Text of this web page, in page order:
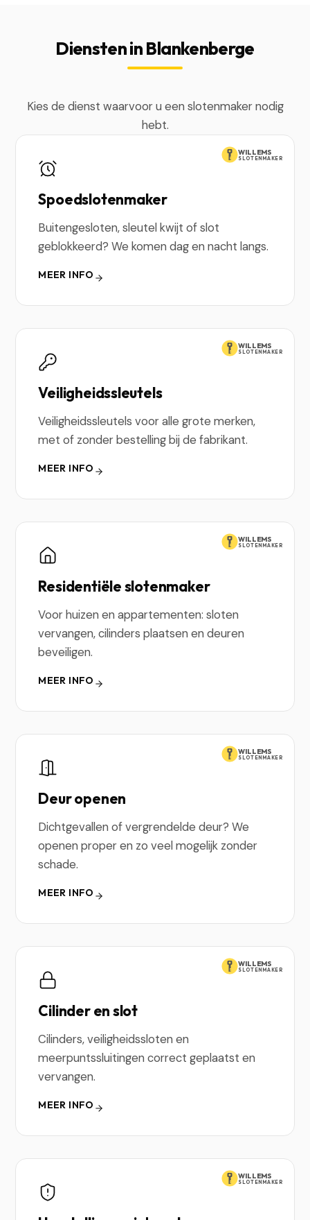
Diensten in Blankenberge
Kies de dienst waarvoor u een slotenmaker nodig
hebt.
WILLEMS
SLOTENMAKER
Spoedslotenmaker
Buitengesloten, sleutel kwijt of slot
geblokkeerd? We komen dag en nacht langs.
MEER INFO
WILLEMS
SLOTENMAKER
Veiligheidssleutels
Veiligheidssleutels voor alle grote merken,
met of zonder bestelling bij de fabrikant.
MEER INFO
WILLEMS
SLOTENMAKER
Residentiële slotenmaker
Voor huizen en appartementen: sloten
vervangen, cilinders plaatsen en deuren
beveiligen.
MEER INFO
WILLEMS
SLOTENMAKER
Deur openen
Dichtgevallen of vergrendelde deur? We
openen proper en zo veel mogelijk zonder
schade.
MEER INFO
WILLEMS
SLOTENMAKER
Cilinder en slot
Cilinders, veiligheidssloten en
meerpuntssluitingen correct geplaatst en
vervangen.
MEER INFO
WILLEMS
SLOTENMAKER